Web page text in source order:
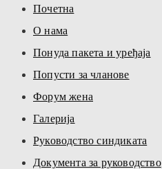
Почетна
О нама
Понуда пакета и уређаја
Попусти за чланове
Форум жена
Галерија
Руководство синдиката
Документа за руководство